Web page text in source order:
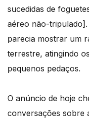
sucedidas de
aéreo não-
parecia mostrar um
terrestre, atingindo
pequenos pedaços.
O anúncio de hoje
conversações sobre